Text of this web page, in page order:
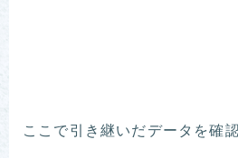
ここで引き継いだデータを確